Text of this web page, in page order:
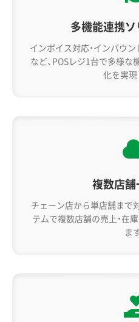
多機能連携
インボイス対応・インバウ
など、POSレジ1台で多様な
化を実現
複数店舗
チェーン店から単店舗まで
テムで複数店舗の売上・在
ま